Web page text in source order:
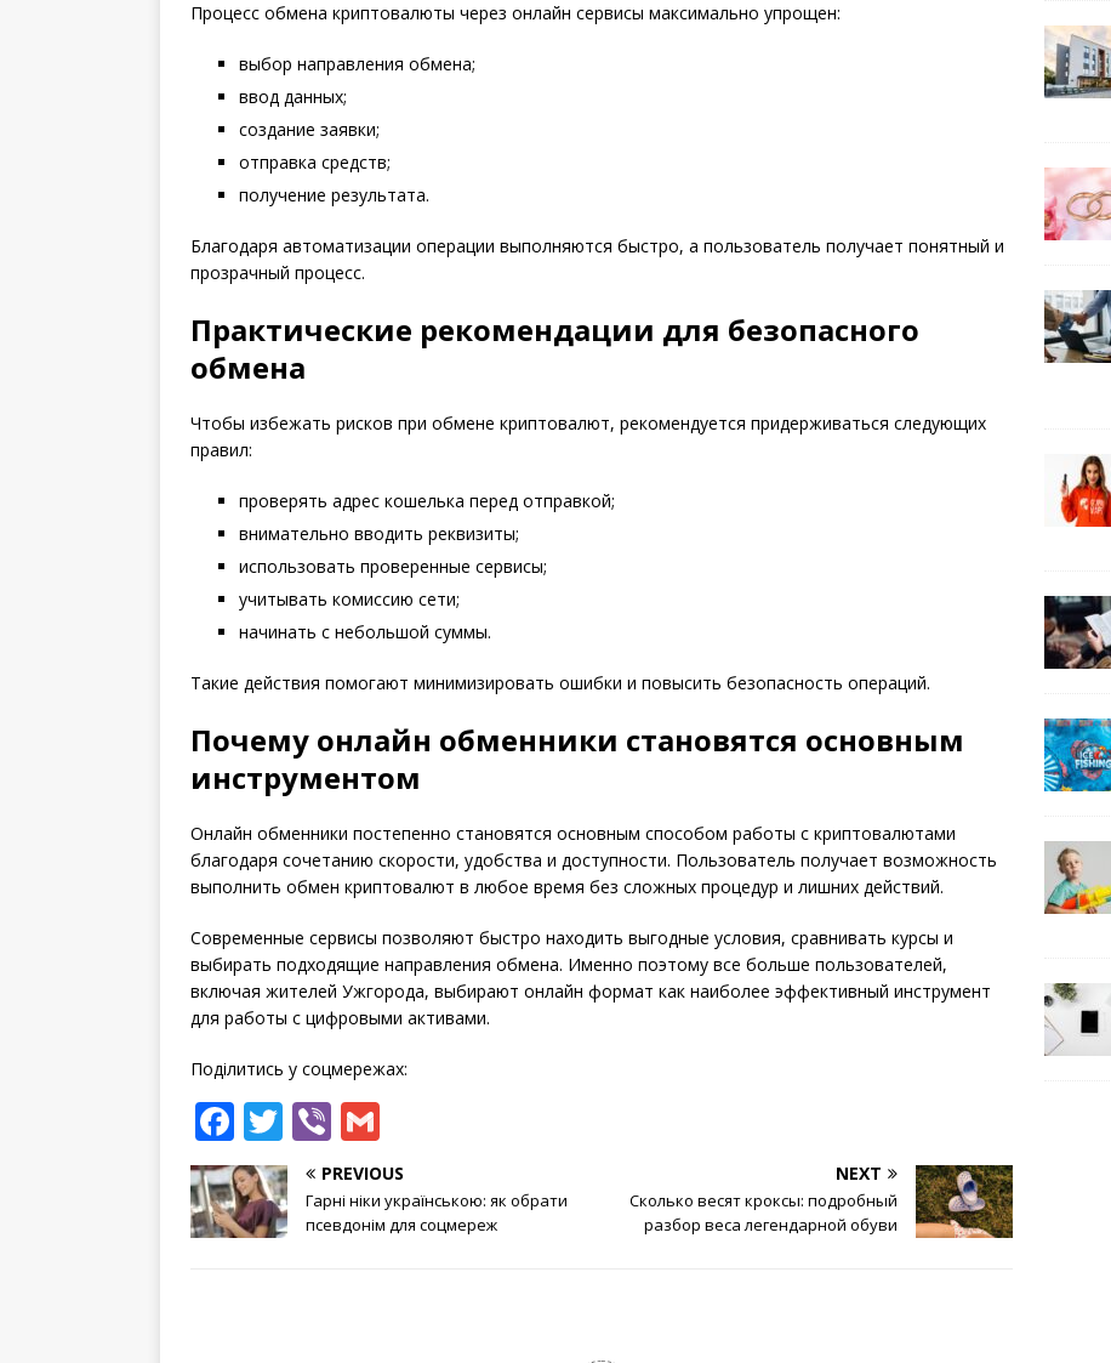
Процесс обмена криптовалюты через онлайн сервисы максимально упрощен:
выбор направления обмена;
ввод данных;
создание заявки;
отправка средств;
получение результата.
Благодаря автоматизации операции выполняются быстро, а пользователь получает понятный и
прозрачный процесс.
Практические рекомендации для безопасного
обмена
Чтобы избежать рисков при обмене криптовалют, рекомендуется придерживаться следующих
правил:
проверять адрес кошелька перед отправкой;
внимательно вводить реквизиты;
использовать проверенные сервисы;
учитывать комиссию сети;
начинать с небольшой суммы.
Такие действия помогают минимизировать ошибки и повысить безопасность операций.
Почему онлайн обменники становятся основным
инструментом
Онлайн обменники постепенно становятся основным способом работы с криптовалютами
благодаря сочетанию скорости, удобства и доступности. Пользователь получает возможность
выполнить обмен криптовалют в любое время без сложных процедур и лишних действий.
Современные сервисы позволяют быстро находить выгодные условия, сравнивать курсы и
выбирать подходящие направления обмена. Именно поэтому все больше пользователей,
включая жителей Ужгорода, выбирают онлайн формат как наиболее эффективный инструмент
для работы с цифровыми активами.
Поділитись у соцмережах:
F
a
c
e
T
w
it
te
Vi
b
e
r
m
ai
l
PREVIOUS
Гарні ніки українською: як обрати
псевдонім для соцмереж
NEXT
Сколько весят кроксы: подробный
разбор веса легендарной обуви